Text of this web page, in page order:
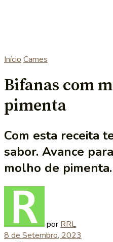
Início Carnes
Bifanas com
pimenta
Com esta receita
sabor. Avance
molho de pimenta.
por RRL
8 de Setembro, 2023